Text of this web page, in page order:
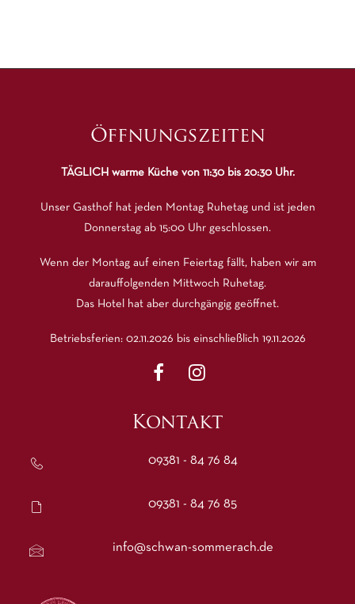
Öffnungszeiten
TÄGLICH warme Küche von 11:30 bis 20:30 Uhr.
Unser Gasthof hat jeden Montag Ruhetag und ist jeden
Donnerstag ab 15:00 Uhr geschlossen.
Wenn der Montag auf einen Feiertag fällt, haben wir am
darauffolgenden Mittwoch Ruhetag.
Das Hotel hat aber durchgängig geöffnet.
Betriebsferien: 02.11.2026 bis einschließlich 19.11.2026
Kontakt
09381 - 84 76 84
09381 - 84 76 85
info@schwan-sommerach.de